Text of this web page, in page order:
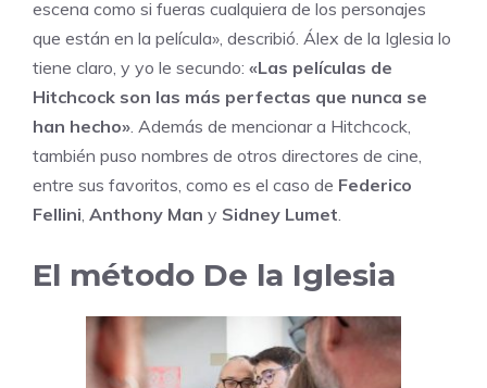
escena como si fueras cualquiera de los personajes
que están en la película», describió. Álex de la Iglesia lo
tiene claro, y yo le secundo: «Las películas de
Hitchcock son las más perfectas que nunca se
han hecho» . Además de mencionar a Hitchcock,
también puso nombres de otros directores de cine,
entre sus favoritos, como es el caso de Federico
Fellini Anthony Man y Sidney Lumet
El método De la Iglesia